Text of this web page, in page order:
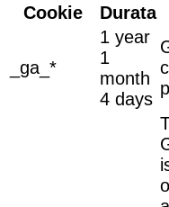
Cookie
Durata
_ga_*
1 year
1
month
4 days